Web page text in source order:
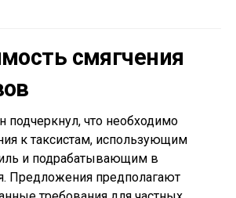
смягчения
что необходимо
к таксистам, использующим
и подрабатывающим в
Предложения предполагают